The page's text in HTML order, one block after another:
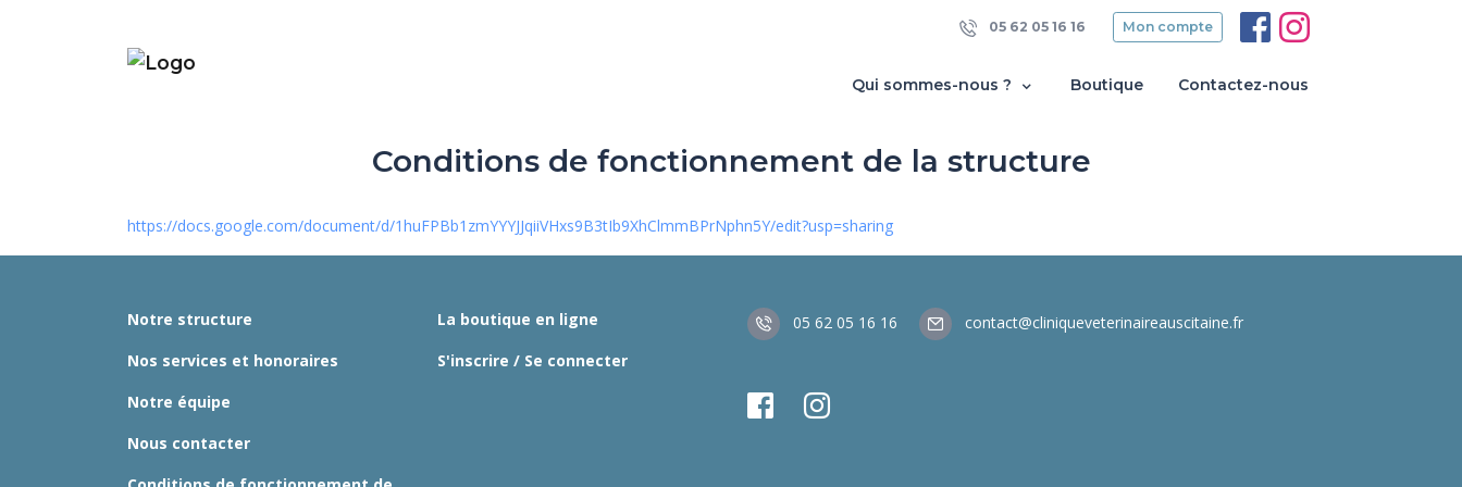
Qui sommes-nous ? Boutique Contactez-nous
05 62 05 16 16 Mon compte
Conditions de fonctionnement de la structure
https://docs.google.com/document/d/1huFPBb1zmYYYJJqiiVHxs9B3tIb9XhClmmBPrNphn5Y/edit?usp=sharing
Notre structure
Nos services et honoraires
Notre équipe
Nous contacter
La boutique en ligne
S'inscrire / Se connecter
05 62 05 16 16 contact@cliniqueveterinaireauscitaine.fr